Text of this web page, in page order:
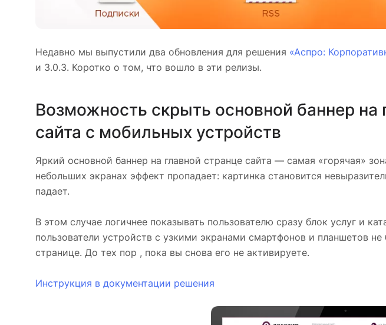
Недавно мы выпустили два обновления для решения «Аспро:
и 3.0.3. Коротко о том, что вошло в эти релизы.
Возможность скрыть основной баннер на
сайта с мобильных устройств
Яркий основной баннер на главной странце сайта — самая «горячая»
небольших экранах эффект пропадает: картинка становится
падает.
В этом случае логичнее показывать пользователю сразу блок услуг и
пользователи устройств с узкими экранами смартфонов и планшетов не
странице. До тех пор , пока вы снова его не активируете.
Инструкция в документации решения